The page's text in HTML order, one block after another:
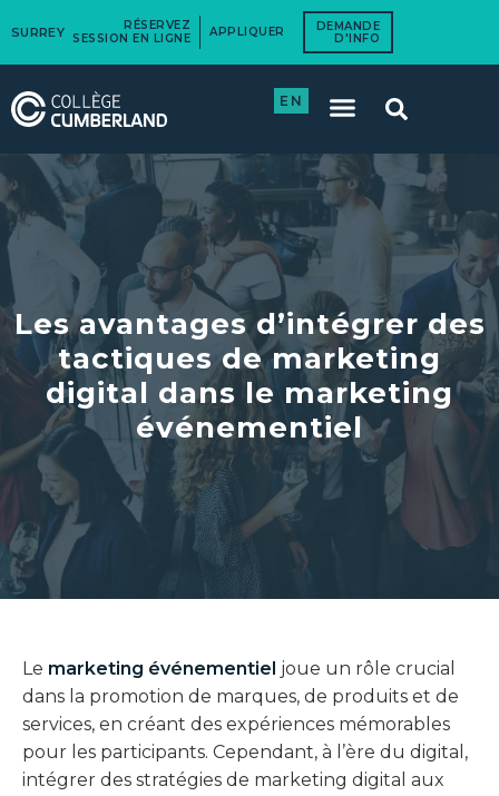
SURREY
RÉSERVEZ
SESSION EN LIGNE
APPLIQUER
DEMANDE
D'INFO
EN
Les avantages d’intégrer des
tactiques de marketing
digital dans le marketing
événementiel
Le marketing événementiel joue un rôle crucial
dans la promotion de marques, de produits et de
services, en créant des expériences mémorables
pour les participants. Cependant, à l’ère du digital,
intégrer des stratégies de marketing digital aux